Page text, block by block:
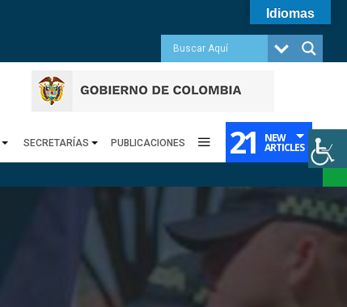
SECRETARÍAS PUBLICACIONES 21 NEW
ARTICLES
Idiomas